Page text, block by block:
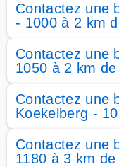
Contactez une
- 1000 à 2 km
Contactez une
1050 à 2 km
Contactez une
Koekelberg -
Contactez une
1180 à 3 km